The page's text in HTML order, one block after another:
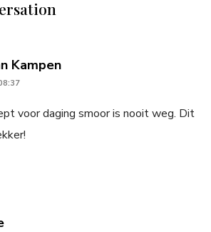
Kampensays:
voor daging smoor is nooit weg. Dit
says: